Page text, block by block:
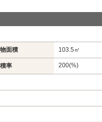
面積 103.5㎡
率 200(%)